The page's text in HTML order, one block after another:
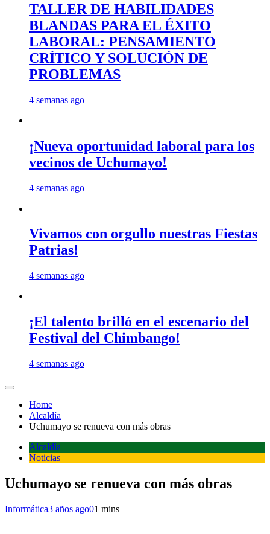
TALLER DE HABILIDADES
BLANDAS PARA EL ÉXITO
LABORAL: PENSAMIENTO
CRÍTICO Y SOLUCIÓN DE
PROBLEMAS
4 semanas ago
¡Nueva oportunidad laboral para los
vecinos de Uchumayo!
4 semanas ago
Vivamos con orgullo nuestras Fiestas
Patrias!
4 semanas ago
¡El talento brilló en el escenario del
Festival del Chimbango!
4 semanas ago
Home
Alcaldía
Uchumayo se renueva con más obras
Alcaldía
Noticias
Uchumayo se renueva con más obras
Informática3 años ago01 mins